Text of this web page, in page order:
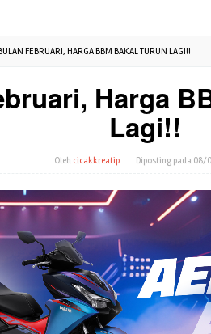
FEBRUARI, HARGA BBM BAKAL TURUN LAGI!!
Harga
Lagi!!
Oleh cicakkreatip Diposting pada 08/